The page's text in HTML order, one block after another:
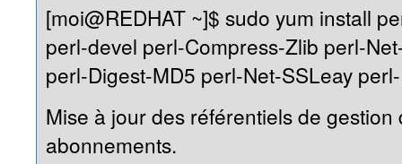
[moi@REDHAT ~]$ sudo yum install
perl-devel perl-Compress-Zlib perl-
perl-Digest-MD5 perl-Net-SSLeay
Mise à jour des référentiels de gestion
abonnements.